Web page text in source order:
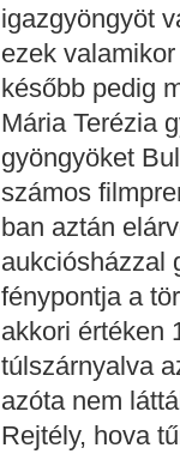
igazgyöngyöt
ezek
később pedig
Mária Terézia
gyöngyöket
számos
ban aztán
aukciósházzal
fénypontja a
akkori értéken
túlszárnyalva
azóta nem
Rejtély, hova